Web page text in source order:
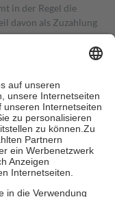
in der Regel die
davon als Zuzahlung
in Höhe von zehn
als die tatsächlichen
Apotheken.
beträgt die
Euro je
eigene Gesundheit zu
zu unterstützen,